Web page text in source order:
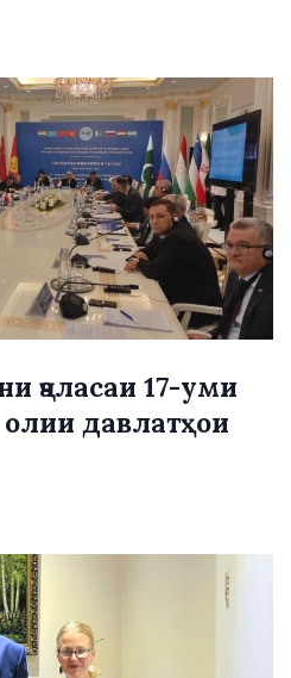
ҷаласаи 17-уми
давлатҳои